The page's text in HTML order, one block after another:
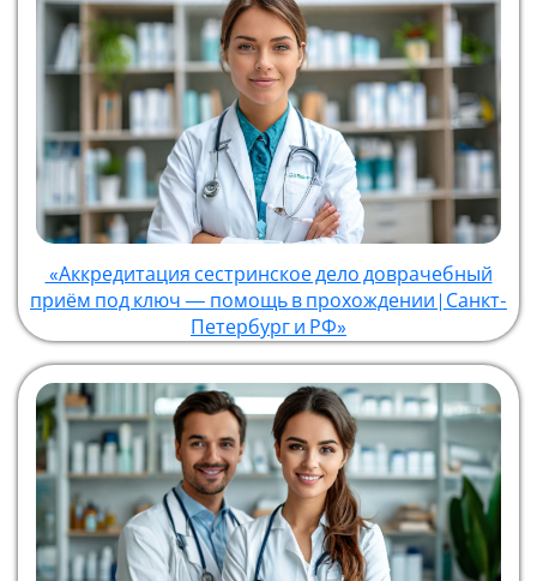
«Аккредитация сестринское дело доврачебный
приём под ключ — помощь в прохождении | Санкт-
Петербург и РФ»